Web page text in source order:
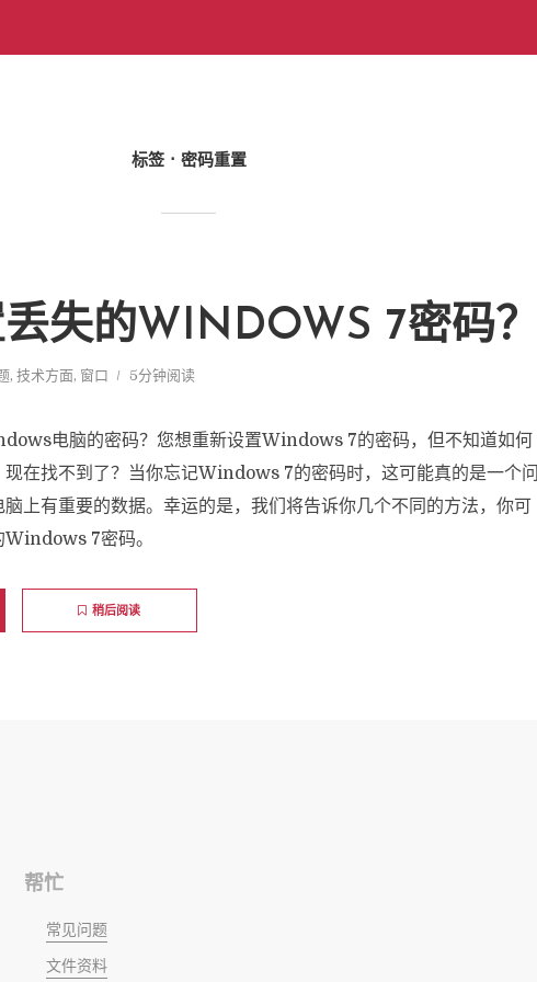
标签 密码重置
失的WINDOWS 7密码？
, 技术方面, 窗口 5分钟阅读
电脑的密码？您想重新设置Windows 7的密码，但不知道如何
在找不到了？当你忘记Windows 7的密码时，这可能真的是一个问
上有重要的数据。幸运的是，我们将告诉你几个不同的方法，你可
7密码。
稍后阅读
帮忙
常见问题
文件资料